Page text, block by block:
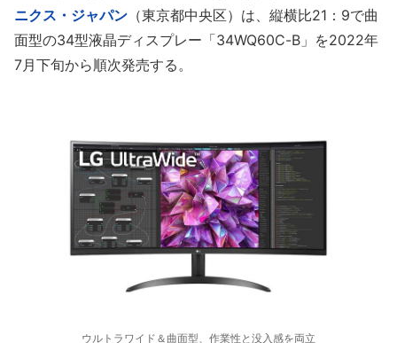
ニクス・ジャパン （東京都中央区）は、縦横比21：9で曲
面型の34型液晶ディスプレー「34WQ60C-B」を2022年
7月下旬から順次発売する。
ウルトラワイド＆曲面型、作業性と没入感を両立